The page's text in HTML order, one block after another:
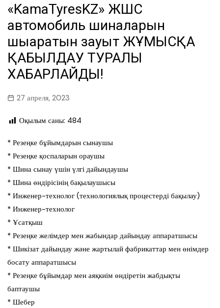
«KamaTyresKZ» ЖШС
автомобиль шиналарын
шығаратын зауыт ЖҰМЫСҚА
ҚАБЫЛДАУ ТУРАЛЫ
ХАБАРЛАЙДЫ!
27 апреля, 2023
Оқылым саны: 484
* Резеңке бұйымдарын сынаушы
* Резеңке қоспаларын ораушы
* Шина сынау үшін үлгі дайындаушы
* Шина өндірісінің бақылаушысы
* Инженер-технолог (технологиялық процестерді бақылау)
* Инженер-технолог
* Ұсатқыш
* Резеңке желімдер мен жабындар дайындау аппаратшысы
* Шикізат дайындау және жартылай фабрикаттар мен өнімдер
босату аппаратшысы
* Резеңке бұйымдар мен аяқкиім өндіретін жабдықты
баптаушы
* Шебер